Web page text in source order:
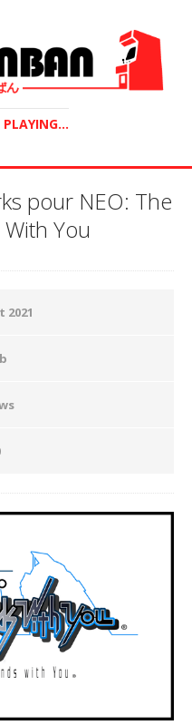
pour NEO: The
You
2021